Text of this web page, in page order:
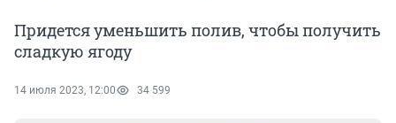
Придется уменьшить полив, чтобы получить
сладкую ягоду
14 июля 2023, 12:00 34 599